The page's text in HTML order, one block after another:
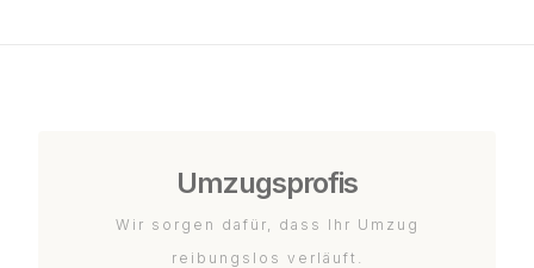
Umzugsprofis
Wir sorgen dafür, dass Ihr Umzug
reibungslos verläuft.